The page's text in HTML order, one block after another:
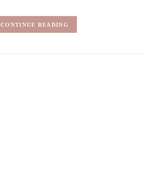
CONTINUE READING